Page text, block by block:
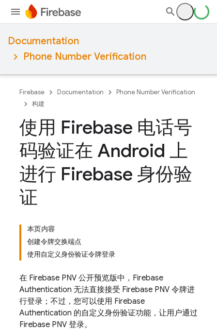
Documentation
Phone Number Verification
Firebase Documentation
Phone Number Verification
构建
使用 Firebase 电话号
码验证在 Android 上
进行 Firebase 身份验
证
本页内容
创建令牌交换端点
使用自定义身份验证令牌登录
在 Firebase PNV 公开预览版中， Firebase
Authentication 无法直接接受 Firebase PNV 令牌进
行登录；不过，您可以使用 Firebase
Authentication 的自定义身份验证功能，让用户通过
Firebase PNV 登录。